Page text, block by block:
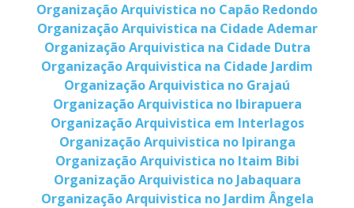
Organização Arquivistica no Capão Redondo
Organização Arquivistica na Cidade Ademar
Organização Arquivistica na Cidade Dutra
Organização Arquivistica na Cidade Jardim
Organização Arquivistica no Grajaú
Organização Arquivistica no Ibirapuera
Organização Arquivistica em Interlagos
Organização Arquivistica no Ipiranga
Organização Arquivistica no Itaim Bibi
Organização Arquivistica no Jabaquara
Organização Arquivistica no Jardim Ângela